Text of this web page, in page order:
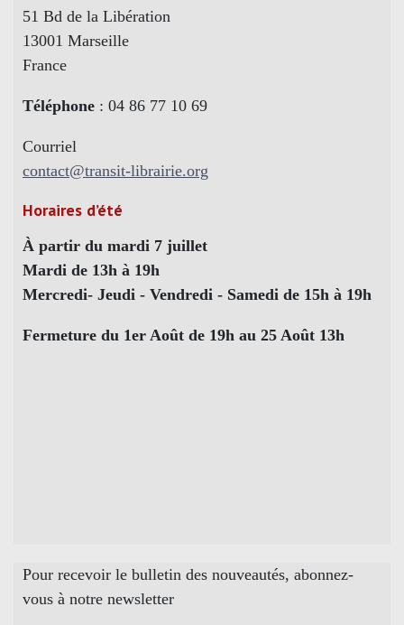
51 Bd de la Libération
13001 Marseille
France
Téléphone : 04 86 77 10 69
Courriel
contact@transit-librairie.org
Horaires d’été
À partir du mardi 7 juillet
Mardi de 13h à 19h
Mercredi- Jeudi - Vendredi - Samedi de 15h à 19h
Fermeture du 1er Août de 19h au 25 Août 13h
Pour recevoir le bulletin des nouveautés, abonnez-
vous à notre newsletter